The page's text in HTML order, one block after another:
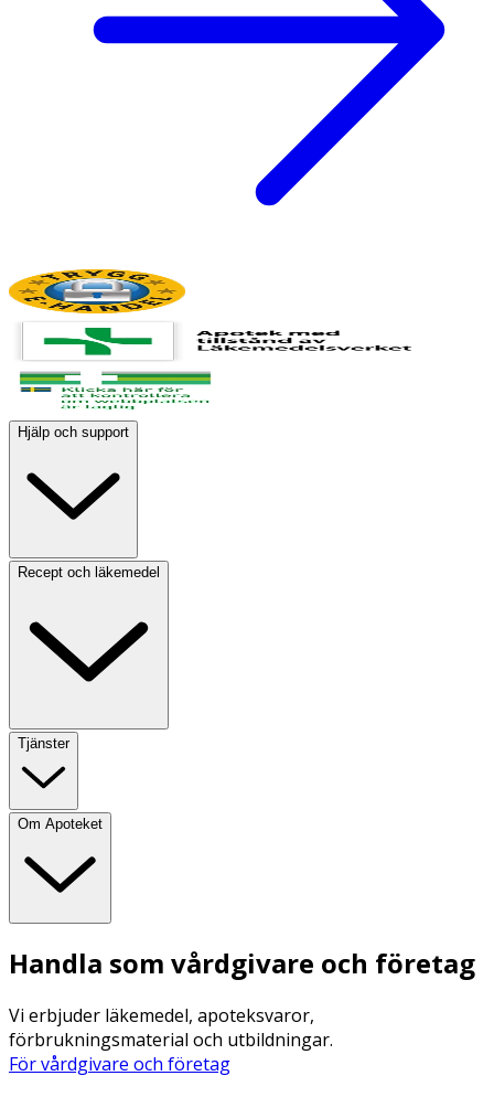
Hjälp och support
Recept och läkemedel
Tjänster
Om Apoteket
Handla som vårdgivare och företag
Vi erbjuder läkemedel, apoteksvaror,
förbrukningsmaterial och utbildningar.
För vårdgivare och företag